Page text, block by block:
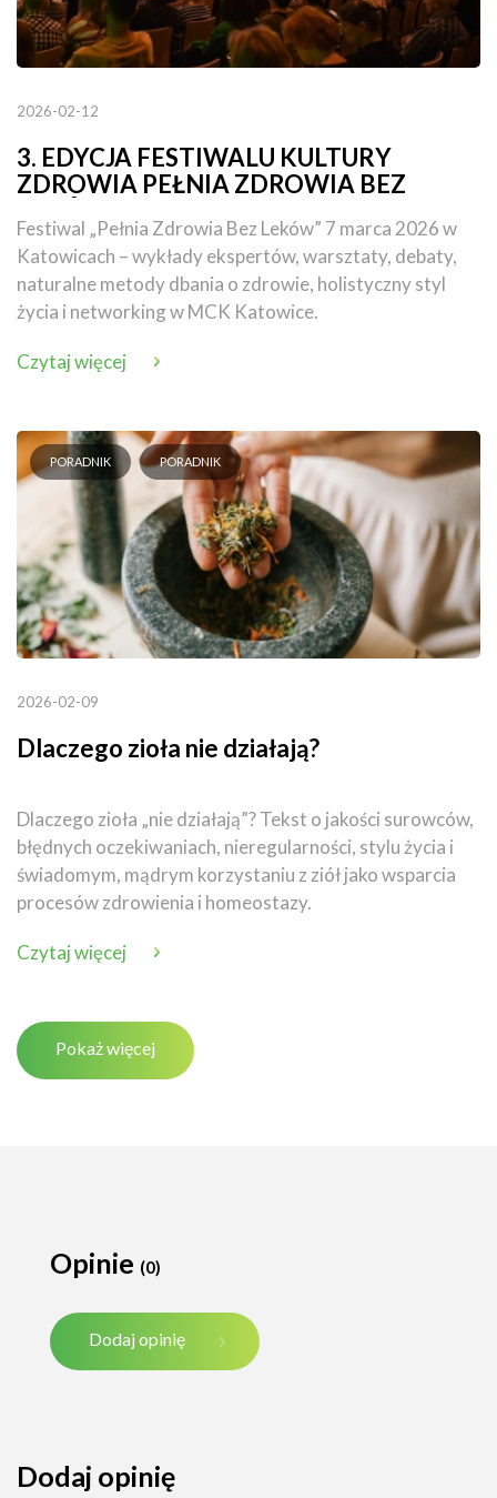
2026-02-12
3. EDYCJA FESTIWALU KULTURY
ZDROWIA PEŁNIA ZDROWIA BEZ
Festiwal „Pełnia Zdrowia Bez Leków” 7 marca 2026 w
Katowicach – wykłady ekspertów, warsztaty, debaty,
naturalne metody dbania o zdrowie, holistyczny styl
życia i networking w MCK Katowice.
Czytaj więcej
PORADNIK PORADNIK
2026-02-09
Dlaczego zioła nie działają?
Dlaczego zioła „nie działają”? Tekst o jakości surowców,
błędnych oczekiwaniach, nieregularności, stylu życia i
świadomym, mądrym korzystaniu z ziół jako wsparcia
procesów zdrowienia i homeostazy.
Czytaj więcej
Pokaż więcej
Opinie (0)
Dodaj opinię
Dodaj opinię